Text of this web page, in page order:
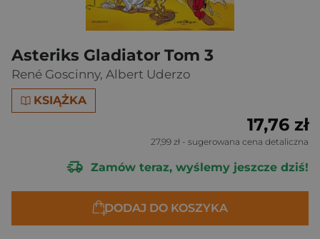
Asteriks Gladiator Tom 3
René Goscinny, Albert Uderzo
KSIĄŻKA
17,76 zł
27,99 zł - sugerowana cena detaliczna
Zamów teraz, wyślemy jeszcze dziś!
DODAJ DO KOSZYKA